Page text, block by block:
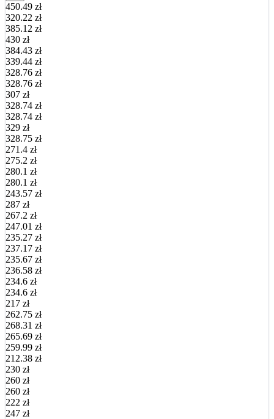
450.49 zł
320.22 zł
385.12 zł
430 zł
384.43 zł
339.44 zł
328.76 zł
328.76 zł
307 zł
328.74 zł
328.74 zł
329 zł
328.75 zł
271.4 zł
275.2 zł
280.1 zł
280.1 zł
243.57 zł
287 zł
267.2 zł
247.01 zł
235.27 zł
237.17 zł
235.67 zł
236.58 zł
234.6 zł
234.6 zł
217 zł
262.75 zł
268.31 zł
265.69 zł
259.99 zł
212.38 zł
230 zł
260 zł
260 zł
222 zł
247 zł